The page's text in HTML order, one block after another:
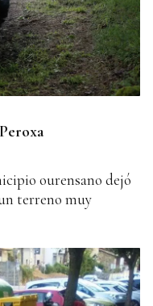
ourensano dejó
terreno muy